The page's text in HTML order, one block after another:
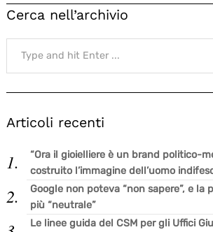
Cerca nell’archivio
Search
for:
Articoli recenti
“Ora il gioielliere è un brand politico-
costruito l’immagine dell’uomo
Google non poteva “non sapere”, e la
più “neutrale”
Le linee guida del CSM per gli Uffici